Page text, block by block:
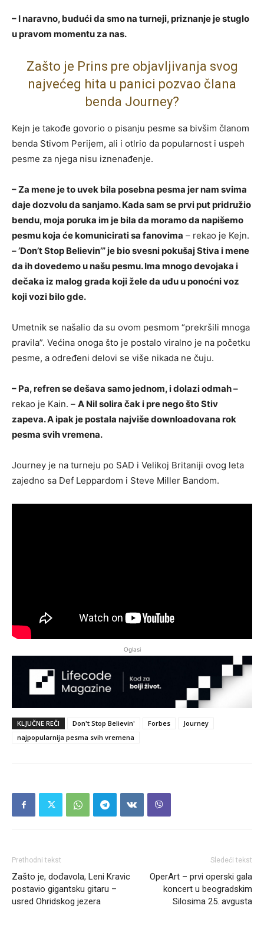
– I naravno, budući da smo na turneji, priznanje je stuglo
u pravom momentu za nas.
Zašto je Prins pre objavljivanja svog
najvećeg hita u panici pozvao člana
benda Journey?
Kejn je takođe govorio o pisanju pesme sa bivšim članom
benda Stivom Perijem, ali i otlrio da popularnost i uspeh
pesme za njega nisu iznenađenje.
– Za mene je to uvek bila posebna pesma jer nam svima
daje dozvolu da sanjamo. Kada sam se prvi put pridružio
bendu, moja poruka im je bila da moramo da napišemo
pesmu koja će komunicirati sa fanovima – rekao je Kejn.
– ’Don’t Stop Believin’” je bio svesni pokušaj Stiva i mene
da ih dovedemo u našu pesmu. Ima mnogo devojaka i
dečaka iz malog grada koji žele da uđu u ponoćni voz
koji vozi bilo gde.
Umetnik se našalio da su ovom pesmom “prekršili mnoga
pravila”. Većina onoga što je postalo viralno je na početku
pesme, a određeni delovi se više nikada ne čuju.
– Pa, refren se dešava samo jednom, i dolazi odmah –
rekao je Kain. – A Nil solira čak i pre nego što Stiv
zapeva. A ipak je postala najviše downloadovana rok
pesma svih vremena.
Journey je na turneju po SAD i Velikoj Britaniji ovog leta
zajedno sa Def Leppardom i Steve Miller Bandom.
Oglasi
KLJUČNE REČI Don't Stop Believin' Forbes
Journey
najpopularnija pesma svih vremena
Prethodni tekst
Zašto je, dođavola, Leni Kravic
postavio gigantsku gitaru –
usred Ohridskog jezera
Sledeći tekst
OperArt – prvi operski gala
koncert u beogradskim
Silosima 25. avgusta